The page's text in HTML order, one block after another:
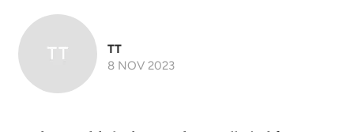
TT
8 NOV 2023